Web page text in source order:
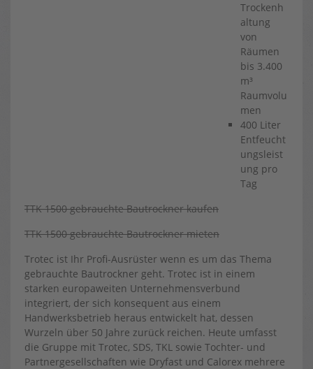
Trockenh
altung
von
Räumen
bis 3.400
m³
Raumvolu
men
400 Liter
Entfeucht
ungsleist
ung pro
Tag
TTK 1500 gebrauchte Bautrockner kaufen
TTK 1500 gebrauchte Bautrockner mieten
Trotec ist Ihr Profi-Ausrüster wenn es um das Thema
gebrauchte Bautrockner geht. Trotec ist in einem
starken europaweiten Unternehmensverbund
integriert, der sich konsequent aus einem
Handwerksbetrieb heraus entwickelt hat, dessen
Wurzeln über 50 Jahre zurück reichen. Heute umfasst
die Gruppe mit Trotec, SDS, TKL sowie Tochter- und
Partnergesellschaften wie Dryfast und Calorex mehrere